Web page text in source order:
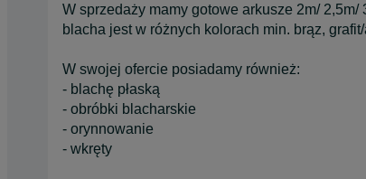
W sprzedaży mamy gotowe arkusze 2m/ 2,5m/
blacha jest w różnych kolorach min. brąz,
W swojej ofercie posiadamy również:
- blachę płaską
- obróbki blacharskie
- orynnowanie
- wkręty